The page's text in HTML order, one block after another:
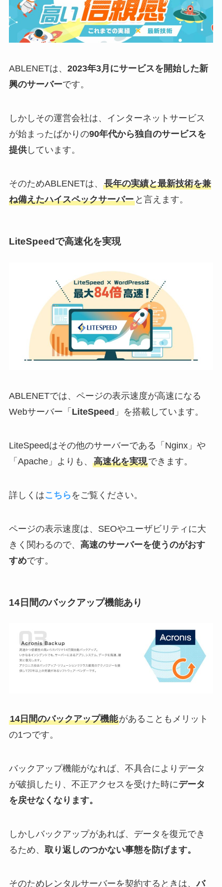
ABLENETは、 2023年3月にサービスを開始した新
興のサーバーです。
しかしその運営会社は、インターネットサービス
が始まったばかりの90年代から独自のサービスを
提供しています。
そのためABLENETは、 長年の実績と最新技術を兼
ね備えたハイスペックサーバーと言えます。
LiteSpeedで高速化を実現
ABLENETでは、ページの表示速度が高速になる
Webサーバー「 LiteSpeed 」を搭載しています。
LiteSpeedはその他のサーバーである「Nginx」や
「Apache」よりも、 高速化を実現できます。
詳しくはこちら をご覧ください。
ページの表示速度は、SEOやユーザビリティに大
きく関わるので、 高速のサーバーを使うのがおす
すめです。
14日間のバックアップ機能あり
14日間のバックアップ機能があることもメリット
の1つです。
バックアップ機能がなれば、不具合によりデータ
が破損したり、不正アクセスを受けた時にデータ
を戻せなくなります。
しかしバックアップがあれば、データを復元でき
るため、 取り返しのつかない事態を防げます。
そのためレンタルサーバーを契約するときは、バ